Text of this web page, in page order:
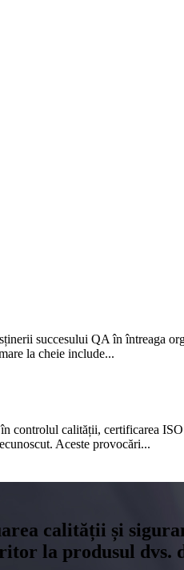
succesului QA în întreaga
la cheie include...
calității, certificarea
Aceste provocări...
calității și
la produsul dvs.